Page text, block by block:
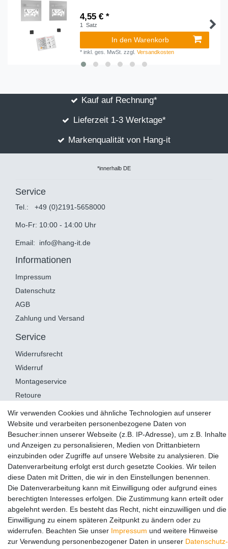
4,55 € *
1 Satz
In den Warenkorb
*inkl. ges. MwSt. zzgl.Versandkosten
Kauf auf Rechnung*
Lieferzeit 1-3 Werktage*
Markenqualität von Hang-it
*innerhalb DE
Service
Tel.: +49 (0)2191-5658000
Mo-Fr: 10:00 - 14:00 Uhr
Email: info@hang-it.de
Informationen
Impressum
Datenschutz
AGB
Zahlung und Versand
Service
Widerrufsrecht
Widerruf
Montageservice
Retoure
AUSGEZEICHNET.org
SEHR GUT
4.98/ 5.00
13.355 Bewertungen
von hier, ebay.de,
amazon.de
Hinweis zu den Bewertungen
© Copyright 2024 Hang-it e.K.. Alle Rechte vorbehalten.
Wir verwenden Cookies und ähnliche Technologien auf unserer
Website und verarbeiten personenbezogene Daten von
Besucher:innen unserer Webseite (z.B. IP-Adresse), um z.B. Inhalte
und Anzeigen zu personalisieren, Medien von Drittanbietern
einzubinden oder Zugriffe auf unsere Website zu analysieren. Die
Datenverarbeitung erfolgt erst durch gesetzte Cookies. Wir teilen
diese Daten mit Dritten, die wir in den Einstellungen benennen.
Die Datenverarbeitung kann mit Einwilligung oder aufgrund eines
berechtigten Interesses erfolgen. Die Zustimmung kann erteilt oder
abgelehnt werden. Es besteht das Recht, nicht einzuwilligen und die
Einwilligung zu einem späteren Zeitpunkt zu ändern oder zu
widerrufen. Beachten Sie unser Impressum und weitere Hinweise
zur Verwendung personenbezogener Daten in unserer Daten­schutz­